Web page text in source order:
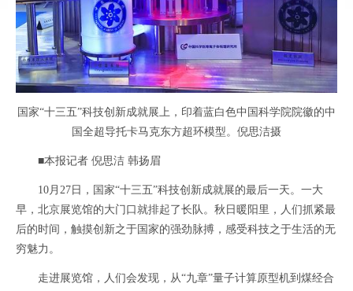
国家“十三五”科技创新成就展上，印着蓝白色中国科学院院徽的中
国全超导托卡马克东方超环模型。倪思洁摄
■本报记者 倪思洁 韩扬眉
10月27日，国家“十三五”科技创新成就展的最后一天。一大
早，北京展览馆的大门口就排起了长队。秋日暖阳里，人们抓紧最
后的时间，触摸创新之于国家的强劲脉搏，感受科技之于生活的无
穷魅力。
走进展览馆，人们会发现，从“九章”量子计算原型机到煤经合